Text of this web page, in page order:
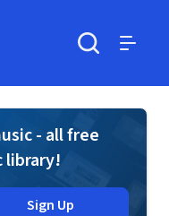
- all free
library!
Sign Up